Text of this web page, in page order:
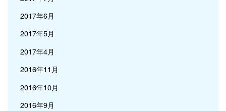
2017年6月
2017年5月
2017年4月
2016年11月
2016年10月
2016年9月